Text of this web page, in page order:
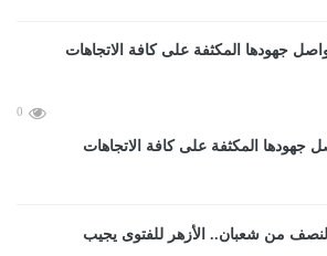
0
المكثفة على كافة الاتجاهات